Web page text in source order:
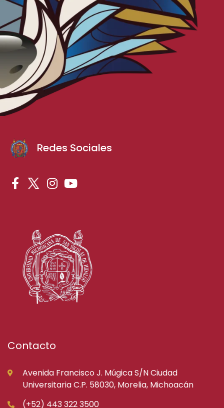
Redes Sociales
Contacto
Avenida Francisco J. Múgica S/N Ciudad
Universitaria C.P. 58030, Morelia, Michoacán
(+52) 443 322 3500